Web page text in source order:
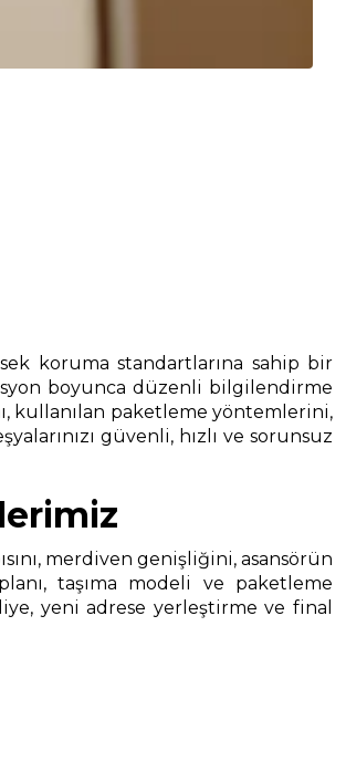
koruma standartlarına sahip bir
boyunca düzenli bilgilendirme
kullanılan paketleme yöntemlerini,
güvenli, hızlı ve sorunsuz
merdiven genişliğini, asansörün
taşıma modeli ve paketleme
yeni adrese yerleştirme ve final